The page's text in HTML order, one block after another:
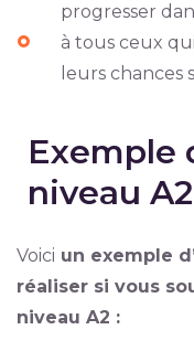
progresser
à tous ceux
leurs chances
Exemple
niveau A2
Voici un exemple
réaliser si vous
niveau A2 :